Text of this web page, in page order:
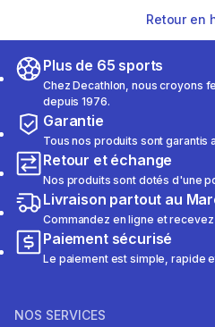
Retour en
Plus de 65 sports
Chez Decathlon, nous croyons
depuis 1976.
Garantie
Tous nos produits sont garantis
Retour et échange
Nos produits sont dotés d'une
Livraison partout au
Commandez en ligne et
Paiement sécurisé
Le paiement est simple, rapide
NOS SERVICES